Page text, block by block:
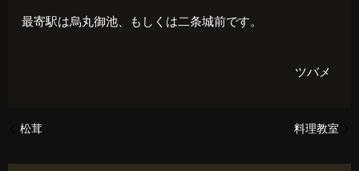
最寄駅は烏丸御池、もしくは二条城前です。
ツバメ
松茸 料理教室